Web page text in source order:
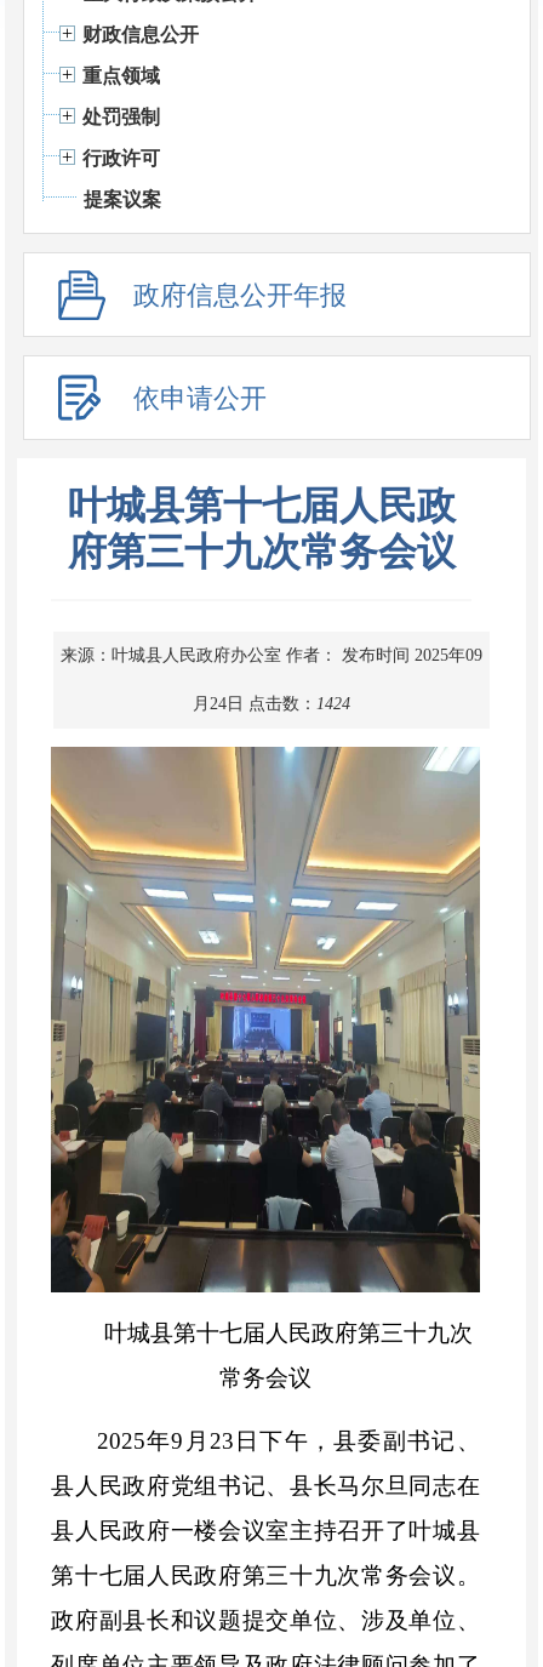
财政信息公开
重点领域
处罚强制
行政许可
提案议案
政府信息公开年报
依申请公开
叶城县第十七届人民政
府第三十九次常务会议
来源：叶城县人民政府办公室 作者： 发布时间 2025年09
月24日 点击数： 1424
叶城县第十七届人民政府第三十九次
常务会议
2025年9 月 23 日下午，县委副书记、
县人民政府党组书记、县长马尔旦同志在
县人民政府一楼会议室主持召开了叶城县
第十七届人民政府第三十九次常务会议。
政府副县长和议题提交单位、涉及单位、